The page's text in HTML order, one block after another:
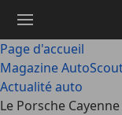
contenu
principal
Page d'accueil
Magazine
Actualité auto
Le Porsche